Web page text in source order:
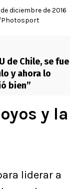
diciembre de 2016
Photosport
de Chile, se fue
y ahora lo
bien”
y la
liderar a